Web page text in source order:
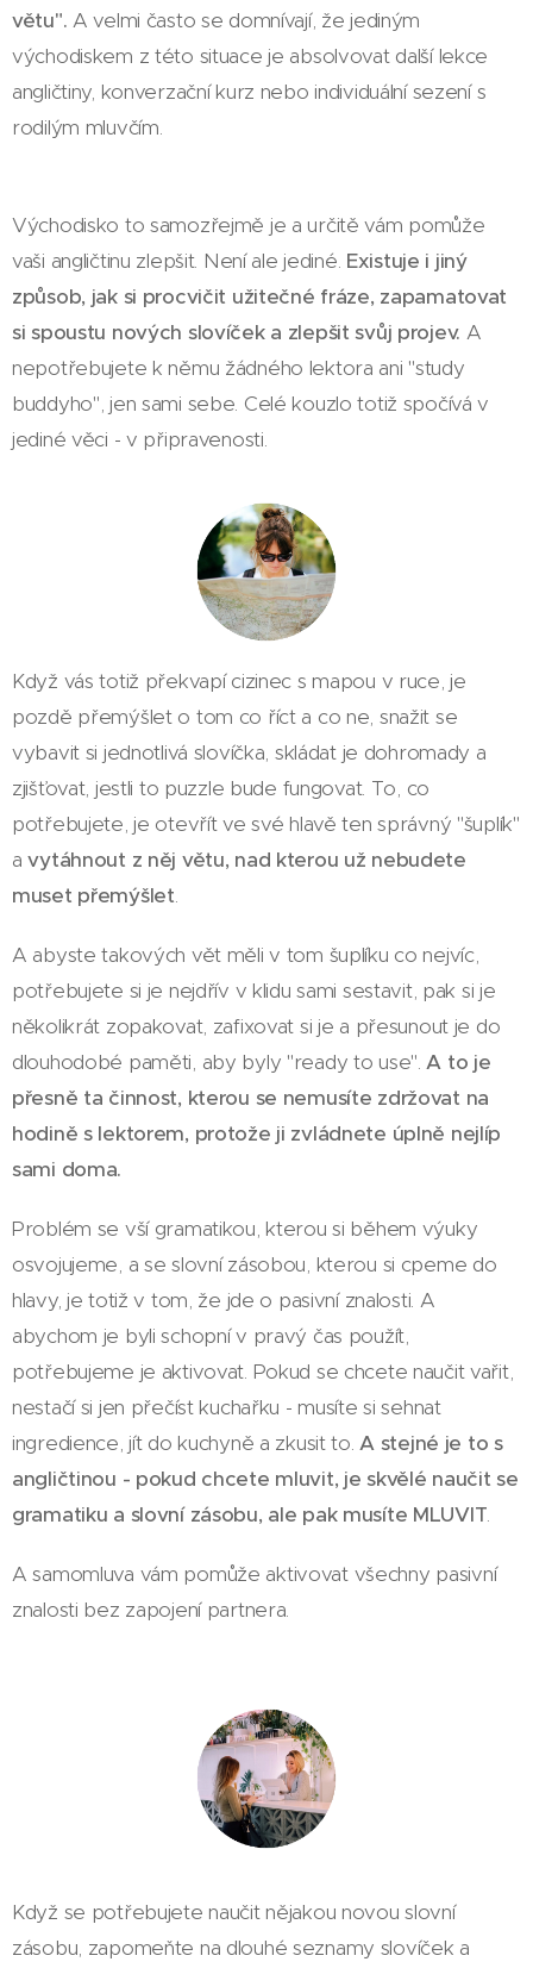
větu". A velmi často se domnívají, že jediným
východiskem z této situace je absolvovat další lekce
angličtiny, konverzační kurz nebo individuální sezení s
rodilým mluvčím.
Východisko to samozřejmě je a určitě vám pomůže
vaši angličtinu zlepšit. Není ale jediné. Existuje i jiný
způsob, jak si procvičit užitečné fráze, zapamatovat
si spoustu nových slovíček a zlepšit svůj projev. A
nepotřebujete k němu žádného lektora ani "study
buddyho", jen sami sebe. Celé kouzlo totiž spočívá v
jediné věci - v připravenosti.
Když vás totiž překvapí cizinec s mapou v ruce, je
pozdě přemýšlet o tom co říct a co ne, snažit se
vybavit si jednotlivá slovíčka, skládat je dohromady a
zjišťovat, jestli to puzzle bude fungovat. To, co
potřebujete, je otevřít ve své hlavě ten správný "šuplík"
avytáhnout z něj větu, nad kterou už nebudete
muset přemýšlet.
A abyste takových vět měli v tom šuplíku co nejvíc,
potřebujete si je nejdřív v klidu sami sestavit, pak si je
několikrát zopakovat, zafixovat si je a přesunout je do
dlouhodobé paměti, aby byly "ready to use".A to je
přesně ta činnost, kterou se nemusíte zdržovat na
hodině s lektorem, protože ji zvládnete úplně nejlíp
sami doma.
Problém se vší gramatikou, kterou si během výuky
osvojujeme, a se slovní zásobou, kterou si cpeme do
hlavy, je totiž v tom, že jde o pasivní znalosti. A
abychom je byli schopní v pravý čas použít,
potřebujeme je aktivovat. Pokud se chcete naučit vařit,
nestačí si jen přečíst kuchařku - musíte si sehnat
ingredience, jít do kuchyně a zkusit to.A stejné je to s
angličtinou - pokud chcete mluvit, je skvělé naučit se
gramatiku a slovní zásobu, ale pak musíte MLUVIT.
A samomluva vám pomůže aktivovat všechny pasivní
znalosti bez zapojení partnera.
Když se potřebujete naučit nějakou novou slovní
zásobu, zapomeňte na dlouhé seznamy slovíček a